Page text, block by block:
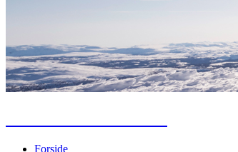
Forside